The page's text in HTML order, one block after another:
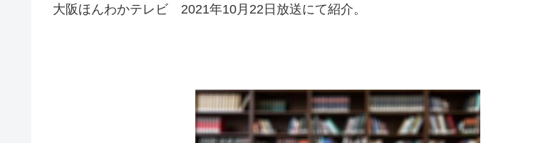
大阪ほんわかテレビ 2021年10月22日放送にて紹介。